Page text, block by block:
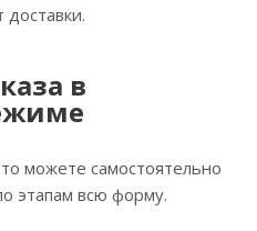
в
можете самостоятельно
этапам всю форму.